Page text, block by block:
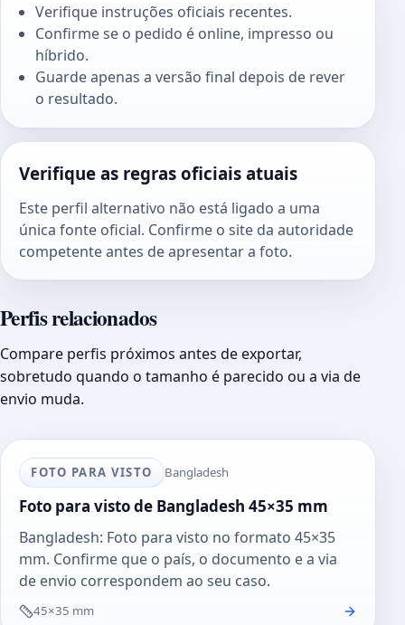
Verifique instruções oficiais recentes.
Confirme se o pedido é online, impresso ou
híbrido.
Guarde apenas a versão final depois de rever
o resultado.
Verifique as regras oficiais atuais
Este perfil alternativo não está ligado a uma
única fonte oficial. Confirme o site da autoridade
competente antes de apresentar a foto.
Perfis relacionados
Compare perfis próximos antes de exportar,
sobretudo quando o tamanho é parecido ou a via de
envio muda.
FOTO PARA VISTO Bangladesh
Foto para visto de Bangladesh 45×35 mm
Bangladesh: Foto para visto no formato 45×35
mm. Confirme que o país, o documento e a via
de envio correspondem ao seu caso.
45×35 mm